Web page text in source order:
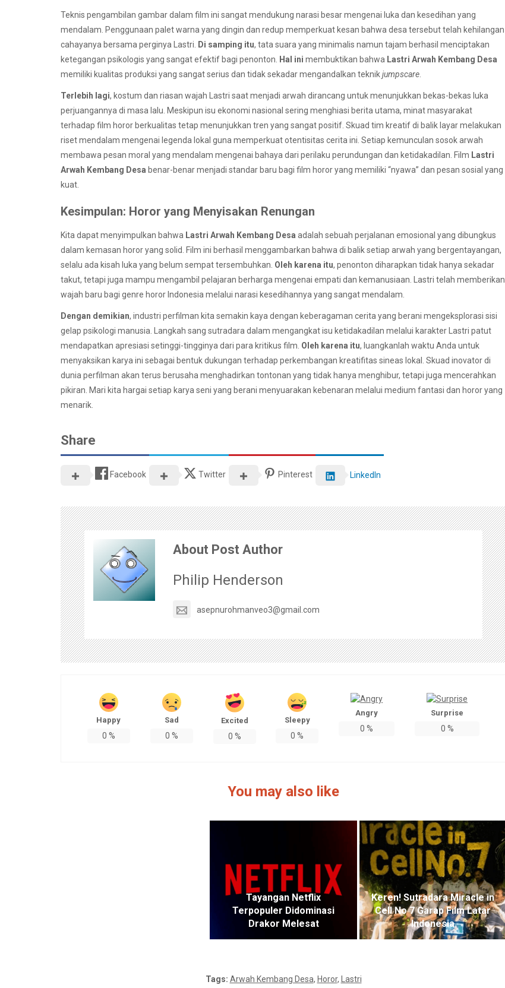
Teknis pengambilan gambar dalam film ini sangat mendukung narasi besar mengenai luka dan kesedihan yang
mendalam. Penggunaan palet warna yang dingin dan redup memperkuat kesan bahwa desa tersebut telah kehilangan
cahayanya bersama perginya Lastri. Di samping itu, tata suara yang minimalis namun tajam berhasil menciptakan
ketegangan psikologis yang sangat efektif bagi penonton. Hal ini membuktikan bahwa Lastri Arwah Kembang Desa
memiliki kualitas produksi yang sangat serius dan tidak sekadar mengandalkan teknikjumpscare.
Terlebih lagi, kostum dan riasan wajah Lastri saat menjadi arwah dirancang untuk menunjukkan bekas-bekas luka
perjuangannya di masa lalu. Meskipun isu ekonomi nasional sering menghiasi berita utama, minat masyarakat
terhadap film horor berkualitas tetap menunjukkan tren yang sangat positif. Skuad tim kreatif di balik layar melakukan
riset mendalam mengenai legenda lokal guna memperkuat otentisitas cerita ini. Setiap kemunculan sosok arwah
membawa pesan moral yang mendalam mengenai bahaya dari perilaku perundungan dan ketidakadilan. Film Lastri
Arwah Kembang Desa benar-benar menjadi standar baru bagi film horor yang memiliki “nyawa” dan pesan sosial yang
kuat.
Kesimpulan: Horor yang Menyisakan Renungan
Kita dapat menyimpulkan bahwa Lastri Arwah Kembang Desa adalah sebuah perjalanan emosional yang dibungkus
dalam kemasan horor yang solid. Film ini berhasil menggambarkan bahwa di balik setiap arwah yang bergentayangan,
selalu ada kisah luka yang belum sempat tersembuhkan. Oleh karena itu, penonton diharapkan tidak hanya sekadar
takut, tetapi juga mampu mengambil pelajaran berharga mengenai empati dan kemanusiaan. Lastri telah memberikan
wajah baru bagi genre horor Indonesia melalui narasi kesedihannya yang sangat mendalam.
Dengan demikian, industri perfilman kita semakin kaya dengan keberagaman cerita yang berani mengeksplorasi sisi
gelap psikologi manusia. Langkah sang sutradara dalam mengangkat isu ketidakadilan melalui karakter Lastri patut
mendapatkan apresiasi setinggi-tingginya dari para kritikus film. Oleh karena itu, luangkanlah waktu Anda untuk
menyaksikan karya ini sebagai bentuk dukungan terhadap perkembangan kreatifitas sineas lokal. Skuad inovator di
dunia perfilman akan terus berusaha menghadirkan tontonan yang tidak hanya menghibur, tetapi juga mencerahkan
pikiran. Mari kita hargai setiap karya seni yang berani menyuarakan kebenaran melalui medium fantasi dan horor yang
menarik.
Share
Facebook Twitter Pinterest LinkedIn
About Post Author
Philip Henderson
asepnurohmanveo3@gmail.com
Happy
0 %
Sad
0 %
Excited
0 %
Sleepy
0 %
Angry
0 %
Surprise
0 %
You may also like
Tayangan Netflix
Terpopuler Didominasi
Drakor Melesat
Keren! Sutradara Miracle in
Cell No 7 Garap Film Latar
Indonesia
Tags: Arwah Kembang Desa, Horor, Lastri